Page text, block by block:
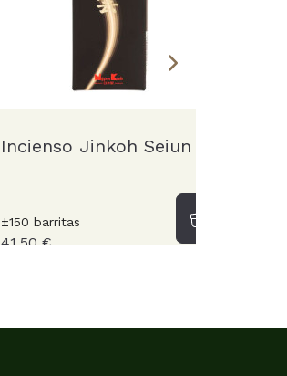
Incienso Jinkoh Seiun
±150 barritas
41,50 €